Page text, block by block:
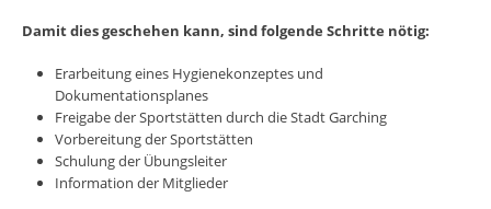
Damit dies geschehen kann, sind folgende Schritte nötig:
Erarbeitung eines Hygienekonzeptes und
Dokumentationsplanes
Freigabe der Sportstätten durch die Stadt Garching
Vorbereitung der Sportstätten
Schulung der Übungsleiter
Information der Mitglieder